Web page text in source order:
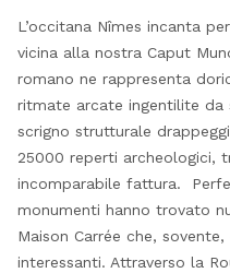
L’occitana Nîmes incanta
vicina alla nostra Caput
romano ne rappresenta
ritmate arcate ingentilite da
scrigno strutturale
25000 reperti archeologici,
incomparabile fattura.
monumenti hanno trovato
Maison Carrée che,
interessanti. Attraverso la